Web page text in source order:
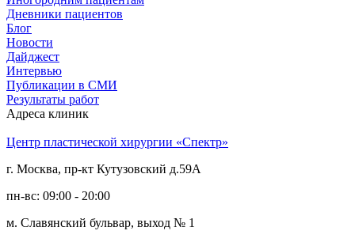
Дневники пациентов
Блог
Новости
Дайджест
Интервью
Публикации в СМИ
Результаты работ
Адреса клиник
Центр пластической хирургии «Спектр»
г. Москва, пр-кт Кутузовский д.59А
пн-вс: 09:00 - 20:00
м. Славянский бульвар, выход № 1